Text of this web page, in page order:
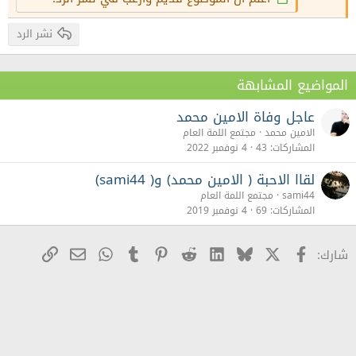
Verdana
نشر الرد
المواضيع المشابهة
عاجل وفاة الامين محمد
الامين محمد مجتمع اللمة العام
المشاركات 43 4 نوفمبر 2022
لقاا الاحبة ( الامين محمد) و( sami44)
sami44 مجتمع اللمة العام
المشاركات 69 4 نوفمبر 2019
شارك: Facebook
X
Bluesky
LinkedIn
Reddit
Pinterest
Tumblr
WhatsApp
البريدرابط